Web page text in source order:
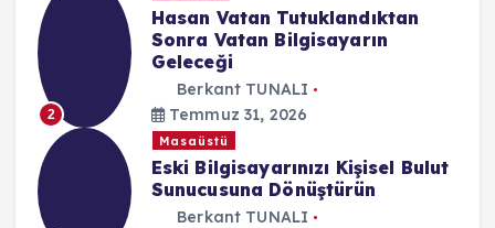
2
Hasan Vatan Tutuklandıktan
Sonra Vatan Bilgisayarın
Geleceği
Berkant TUNALI
Temmuz 31, 2026
Masaüstü
Eski Bilgisayarınızı Kişisel Bulut
Sunucusuna Dönüştürün
Berkant TUNALI